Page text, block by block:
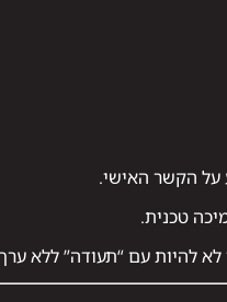
על הקשר האישי.
טכנית.
להיות עם “תעודה” ללא